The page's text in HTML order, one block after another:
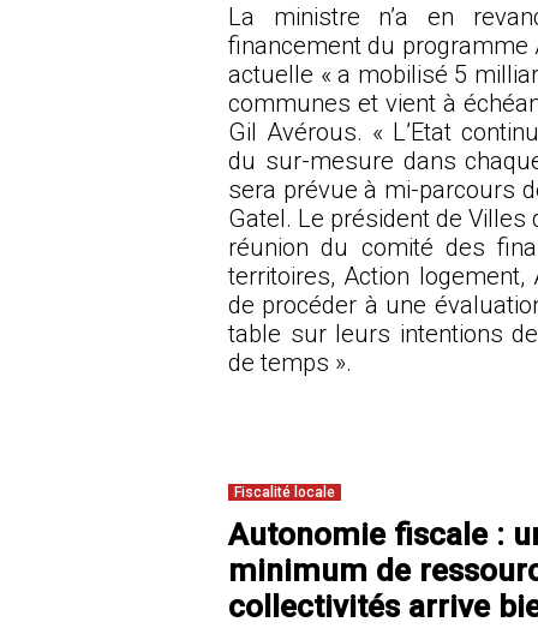
La ministre n’a en
financement du
actuelle « a mobilisé 5
communes et vient à
Gil Avérous. « L’Etat
du sur-mesure dans
sera prévue à mi-parcours
Gatel. Le président de
réunion du comité des
territoires, Action
de procéder à une
table sur leurs intentions
de temps ».
Fiscalité locale
Autonomie fiscale :
minimum de
collectivités arrive